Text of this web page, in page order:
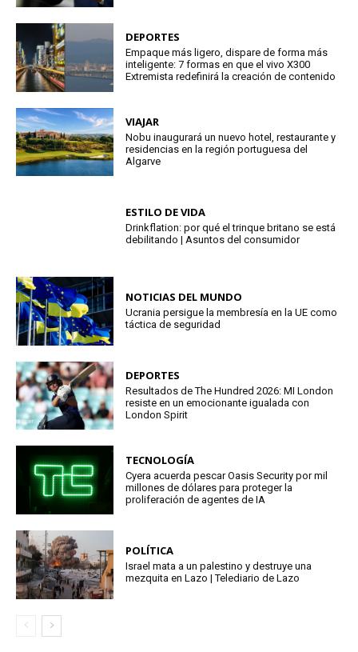
DEPORTES
Empaque más ligero, dispare de forma más
inteligente: 7 formas en que el vivo X300
Extremista redefinirá la creación de contenido
VIAJAR
Nobu inaugurará un nuevo hotel, restaurante y
residencias en la región portuguesa del
Algarve
ESTILO DE VIDA
Drinkflation: por qué el trinque britano se está
debilitando | Asuntos del consumidor
NOTICIAS DEL MUNDO
Ucrania persigue la membresía en la UE como
táctica de seguridad
DEPORTES
Resultados de The Hundred 2026: MI London
resiste en un emocionante igualada con
London Spirit
TECNOLOGÍA
Cyera acuerda pescar Oasis Security por mil
millones de dólares para proteger la
proliferación de agentes de IA
POLÍTICA
Israel mata a un palestino y destruye una
mezquita en Lazo | Telediario de Lazo